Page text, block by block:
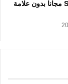
Shutterstock مجانا بدون علامة